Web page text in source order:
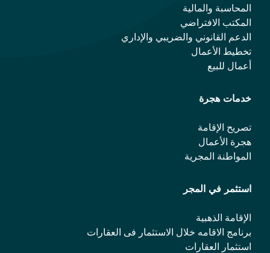
المحاسبة والمالية
المكتب الافتراضي
الدعم القانوني والضريبي والإداري
تخطيط الأعمال
أعمال للبيع
خدمات هجرة
تصريح الإقامة
هجرة الأعمال
المواطنة المجرية
استثمر في المجر
الإقامة الذهبية
برنامج الاقامه خلال الاستثمار فی العقارات
استثمار العقارات